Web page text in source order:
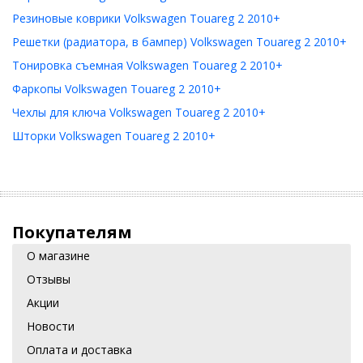
Резиновые коврики Volkswagen Touareg 2 2010+
Решетки (радиатора, в бампер) Volkswagen Touareg 2 2010+
Тонировка съемная Volkswagen Touareg 2 2010+
Фаркопы Volkswagen Touareg 2 2010+
Чехлы для ключа Volkswagen Touareg 2 2010+
Шторки Volkswagen Touareg 2 2010+
Покупателям
О магазине
Отзывы
Акции
Новости
Оплата и доставка